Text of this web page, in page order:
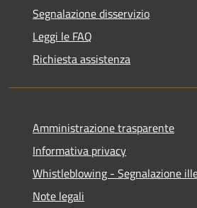
Segnalazione disservizio
Leggi le FAQ
Richiesta assistenza
Amministrazione trasparente
Informativa privacy
Whistleblowing - Segnalazione
Note legali